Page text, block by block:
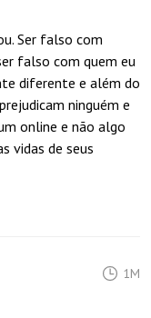
Ser falso com
falso com quem eu
diferente e além do
ninguém e
online e não algo
vidas de seus
1M